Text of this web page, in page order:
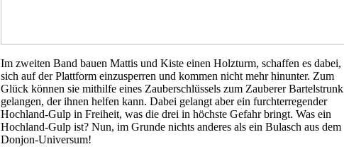
Im zweiten Band bauen Mattis und Kiste einen Holzturm, schaffen es dabei,
sich auf der Plattform einzusperren und kommen nicht mehr hinunter. Zum
Glück können sie mithilfe eines Zauberschlüssels zum Zauberer Bartelstrunk
gelangen, der ihnen helfen kann. Dabei gelangt aber ein furchterregender
Hochland-Gulp in Freiheit, was die drei in höchste Gefahr bringt. Was ein
Hochland-Gulp ist? Nun, im Grunde nichts anderes als ein Bulasch aus dem
Donjon-Universum!